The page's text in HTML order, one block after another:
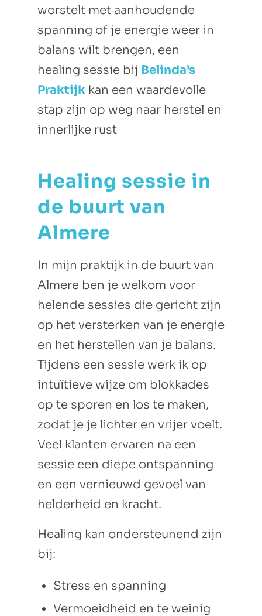
worstelt met aanhoudende
spanning of je energie weer in
balans wilt brengen, een
healing sessie bij Belinda’s
Praktijkkan een waardevolle
stap zijn op weg naar herstel en
innerlijke rust
Healing sessie in
de buurt van
Almere
In mijn praktijk in de buurt van
Almere ben je welkom voor
helende sessies die gericht zijn
op het versterken van je energie
en het herstellen van je balans.
Tijdens een sessie werk ik op
intuïtieve wijze om blokkades
op te sporen en los te maken,
zodat je je lichter en vrijer voelt.
Veel klanten ervaren na een
sessie een diepe ontspanning
en een vernieuwd gevoel van
helderheid en kracht.
Healing kan ondersteunend zijn
bij:
Stress en spanning
Vermoeidheid en te weinig